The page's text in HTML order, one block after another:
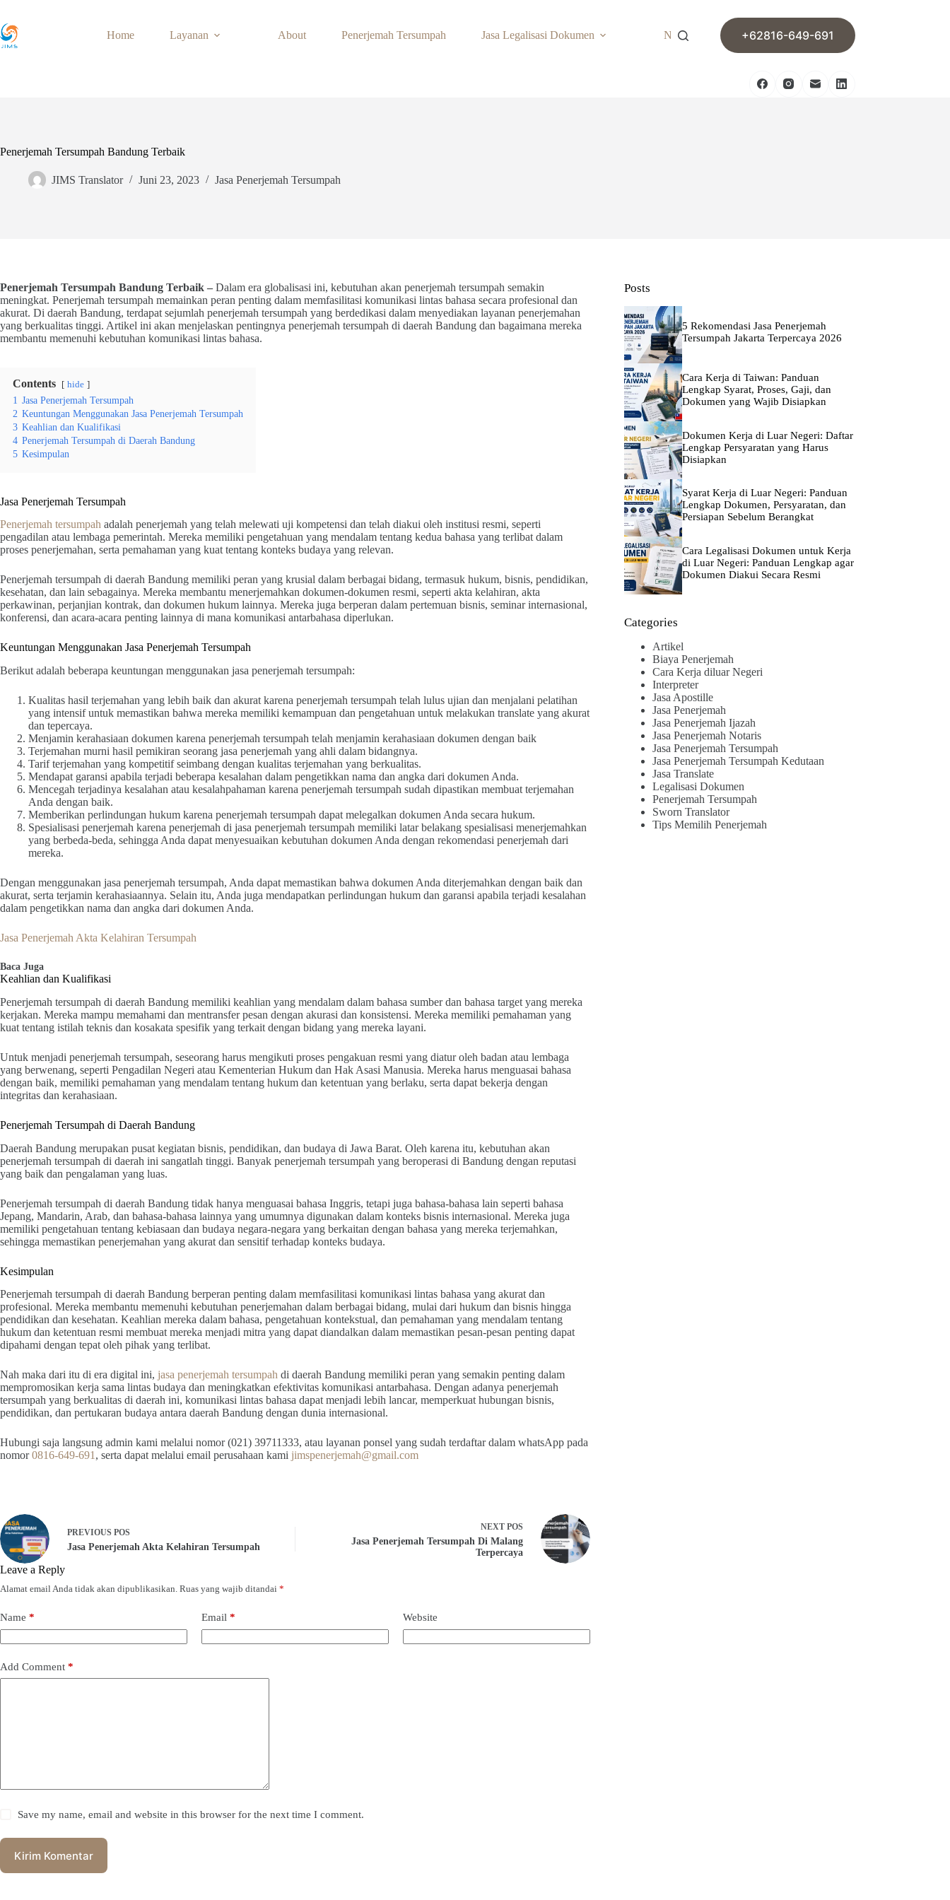
content
Home Layanan About Penerjemah Tersumpah Jasa Legalisasi Dokumen News Contact
+62816-649-691
Penerjemah Tersumpah Bandung Terbaik
JIMS Translator Juni 23, 2023 Jasa Penerjemah Tersumpah
Penerjemah Tersumpah Bandung Terbaik – Dalam era globalisasi ini, kebutuhan akan penerjemah tersumpah semakin
meningkat. Penerjemah tersumpah memainkan peran penting dalam memfasilitasi komunikasi lintas bahasa secara profesional dan
akurat. Di daerah Bandung, terdapat sejumlah penerjemah tersumpah yang berdedikasi dalam menyediakan layanan penerjemahan
yang berkualitas tinggi. Artikel ini akan menjelaskan pentingnya penerjemah tersumpah di daerah Bandung dan bagaimana mereka
membantu memenuhi kebutuhan komunikasi lintas bahasa.
Contents hide
1 Jasa Penerjemah Tersumpah
2 Keuntungan Menggunakan Jasa Penerjemah Tersumpah
3 Keahlian dan Kualifikasi
4 Penerjemah Tersumpah di Daerah Bandung
5 Kesimpulan
Jasa Penerjemah Tersumpah
Penerjemah tersumpah adalah penerjemah yang telah melewati uji kompetensi dan telah diakui oleh institusi resmi, seperti
pengadilan atau lembaga pemerintah. Mereka memiliki pengetahuan yang mendalam tentang kedua bahasa yang terlibat dalam
proses penerjemahan, serta pemahaman yang kuat tentang konteks budaya yang relevan.
Penerjemah tersumpah di daerah Bandung memiliki peran yang krusial dalam berbagai bidang, termasuk hukum, bisnis, pendidikan,
kesehatan, dan lain sebagainya. Mereka membantu menerjemahkan dokumen-dokumen resmi, seperti akta kelahiran, akta
perkawinan, perjanjian kontrak, dan dokumen hukum lainnya. Mereka juga berperan dalam pertemuan bisnis, seminar internasional,
konferensi, dan acara-acara penting lainnya di mana komunikasi antarbahasa diperlukan.
Keuntungan Menggunakan Jasa Penerjemah Tersumpah
Berikut adalah beberapa keuntungan menggunakan jasa penerjemah tersumpah:
Kualitas hasil terjemahan yang lebih baik dan akurat karena penerjemah tersumpah telah lulus ujian dan menjalani pelatihan
yang intensif untuk memastikan bahwa mereka memiliki kemampuan dan pengetahuan untuk melakukan translate yang akurat
dan tepercaya.
Menjamin kerahasiaan dokumen karena penerjemah tersumpah telah menjamin kerahasiaan dokumen dengan baik
Terjemahan murni hasil pemikiran seorang jasa penerjemah yang ahli dalam bidangnya.
Tarif terjemahan yang kompetitif seimbang dengan kualitas terjemahan yang berkualitas.
Mendapat garansi apabila terjadi beberapa kesalahan dalam pengetikkan nama dan angka dari dokumen Anda.
Mencegah terjadinya kesalahan atau kesalahpahaman karena penerjemah tersumpah sudah dipastikan membuat terjemahan
Anda dengan baik.
Memberikan perlindungan hukum karena penerjemah tersumpah dapat melegalkan dokumen Anda secara hukum.
Spesialisasi penerjemah karena penerjemah di jasa penerjemah tersumpah memiliki latar belakang spesialisasi menerjemahkan
yang berbeda-beda, sehingga Anda dapat menyesuaikan kebutuhan dokumen Anda dengan rekomendasi penerjemah dari
mereka.
Dengan menggunakan jasa penerjemah tersumpah, Anda dapat memastikan bahwa dokumen Anda diterjemahkan dengan baik dan
akurat, serta terjamin kerahasiaannya. Selain itu, Anda juga mendapatkan perlindungan hukum dan garansi apabila terjadi kesalahan
dalam pengetikkan nama dan angka dari dokumen Anda.
Jasa Penerjemah Akta Kelahiran Tersumpah
Baca Juga
Keahlian dan Kualifikasi
Penerjemah tersumpah di daerah Bandung memiliki keahlian yang mendalam dalam bahasa sumber dan bahasa target yang mereka
kerjakan. Mereka mampu memahami dan mentransfer pesan dengan akurasi dan konsistensi. Mereka memiliki pemahaman yang
kuat tentang istilah teknis dan kosakata spesifik yang terkait dengan bidang yang mereka layani.
Untuk menjadi penerjemah tersumpah, seseorang harus mengikuti proses pengakuan resmi yang diatur oleh badan atau lembaga
yang berwenang, seperti Pengadilan Negeri atau Kementerian Hukum dan Hak Asasi Manusia. Mereka harus menguasai bahasa
dengan baik, memiliki pemahaman yang mendalam tentang hukum dan ketentuan yang berlaku, serta dapat bekerja dengan
integritas dan kerahasiaan.
Penerjemah Tersumpah di Daerah Bandung
Daerah Bandung merupakan pusat kegiatan bisnis, pendidikan, dan budaya di Jawa Barat. Oleh karena itu, kebutuhan akan
penerjemah tersumpah di daerah ini sangatlah tinggi. Banyak penerjemah tersumpah yang beroperasi di Bandung dengan reputasi
yang baik dan pengalaman yang luas.
Penerjemah tersumpah di daerah Bandung tidak hanya menguasai bahasa Inggris, tetapi juga bahasa-bahasa lain seperti bahasa
Jepang, Mandarin, Arab, dan bahasa-bahasa lainnya yang umumnya digunakan dalam konteks bisnis internasional. Mereka juga
memiliki pengetahuan tentang kebiasaan dan budaya negara-negara yang berkaitan dengan bahasa yang mereka terjemahkan,
sehingga memastikan penerjemahan yang akurat dan sensitif terhadap konteks budaya.
Kesimpulan
Penerjemah tersumpah di daerah Bandung berperan penting dalam memfasilitasi komunikasi lintas bahasa yang akurat dan
profesional. Mereka membantu memenuhi kebutuhan penerjemahan dalam berbagai bidang, mulai dari hukum dan bisnis hingga
pendidikan dan kesehatan. Keahlian mereka dalam bahasa, pengetahuan kontekstual, dan pemahaman yang mendalam tentang
hukum dan ketentuan resmi membuat mereka menjadi mitra yang dapat diandalkan dalam memastikan pesan-pesan penting dapat
dipahami dengan tepat oleh pihak yang terlibat.
Nah maka dari itu di era digital ini, jasa penerjemah tersumpah di daerah Bandung memiliki peran yang semakin penting dalam
mempromosikan kerja sama lintas budaya dan meningkatkan efektivitas komunikasi antarbahasa. Dengan adanya penerjemah
tersumpah yang berkualitas di daerah ini, komunikasi lintas bahasa dapat menjadi lebih lancar, memperkuat hubungan bisnis,
pendidikan, dan pertukaran budaya antara daerah Bandung dengan dunia internasional.
Hubungi saja langsung admin kami melalui nomor (021) 39711333, atau layanan ponsel yang sudah terdaftar dalam whatsApp pada
nomor0816-649-691, serta dapat melalui email perusahaan kami jimspenerjemah@gmail.com
PREVIOUS POS
Jasa Penerjemah Akta Kelahiran Tersumpah
NEXT POS
Jasa Penerjemah Tersumpah Di Malang
Terpercaya
Leave a Reply
Alamat email Anda tidak akan dipublikasikan. Ruas yang wajib ditandai *
Name * Email * Website
Add Comment *
Save my name, email and website in this browser for the next time I comment.
Kirim Komentar
Posts
5 Rekomendasi Jasa Penerjemah
Tersumpah Jakarta Terpercaya 2026
Cara Kerja di Taiwan: Panduan
Lengkap Syarat, Proses, Gaji, dan
Dokumen yang Wajib Disiapkan
Dokumen Kerja di Luar Negeri: Daftar
Lengkap Persyaratan yang Harus
Disiapkan
Syarat Kerja di Luar Negeri: Panduan
Lengkap Dokumen, Persyaratan, dan
Persiapan Sebelum Berangkat
Cara Legalisasi Dokumen untuk Kerja
di Luar Negeri: Panduan Lengkap agar
Dokumen Diakui Secara Resmi
Categories
Artikel
Biaya Penerjemah
Cara Kerja diluar Negeri
Interpreter
Jasa Apostille
Jasa Penerjemah
Jasa Penerjemah Ijazah
Jasa Penerjemah Notaris
Jasa Penerjemah Tersumpah
Jasa Penerjemah Tersumpah Kedutaan
Jasa Translate
Legalisasi Dokumen
Penerjemah Tersumpah
Sworn Translator
Tips Memilih Penerjemah